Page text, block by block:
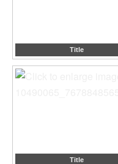
Title
Title